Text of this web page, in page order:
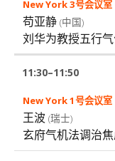
苟亚静 (中国)
刘华为教授五行
11:30–11:50
王波 (瑞士)
玄府气机法调治